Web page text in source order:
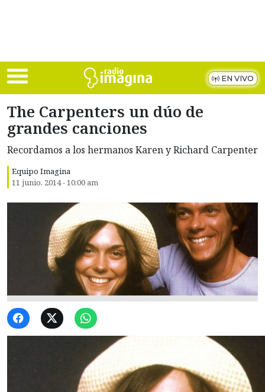
EN VIVO
The Carpenters un dúo de
grandes canciones
Recordamos a los hermanos Karen y Richard Carpenter
Equipo Imagina
11 junio, 2014 - 10:00 am